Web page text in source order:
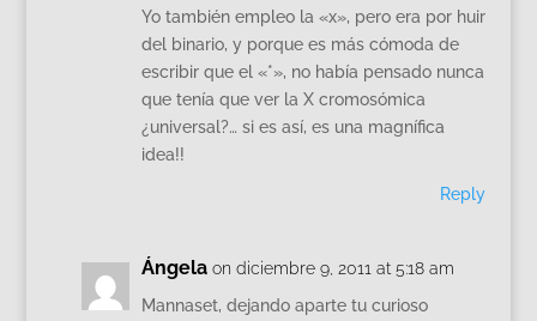
Yo también empleo la «x», pero era por huir
del binario, y porque es más cómoda de
escribir que el «*», no había pensado nunca
que tenía que ver la X cromosómica
¿universal?… si es así, es una magnífica
idea!!
Reply
Ángela on diciembre 9, 2011 at 5:18 am
Mannaset, dejando aparte tu curioso